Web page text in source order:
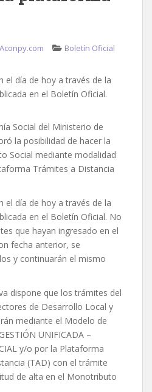
Aconpy.com Boletín Oficial
el día de hoy a través de la
en el Boletín Oficial.
Social del Ministerio de
la posibilidad de hacer la
Social mediante modalidad
Trámites a Distancia
el día de hoy a través de la
en el Boletín Oficial. No
que hayan ingresado en el
fecha anterior, se
y continuarán el mismo
dispone que los trámites del
de Desarrollo Local y
mediante el Modelo de
UNIFICADA –
y/o por la Plataforma
(TAD) con el trámite
de alta en el Monotributo